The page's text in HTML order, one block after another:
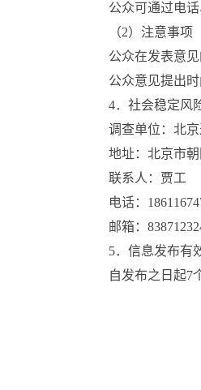
公众可通过电
（2）注意事项
公众在发表意
公众意见提出
4．社会稳定风
调查单位：北
地址：北京市
联系人：贾工
电话：
邮箱：
5．信息发布有
自发布之日起7